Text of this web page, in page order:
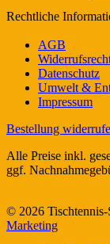
Rechtliche
AGB
Datenschutz
Umwelt &
Impressum
Bestellung
Alle Preise inkl.
ggf.
© 2026 Tischtennis-
Marketing